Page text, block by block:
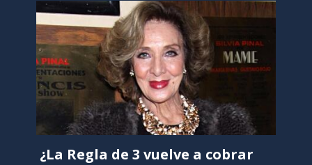
¿La Regla de 3 vuelve a cobrar